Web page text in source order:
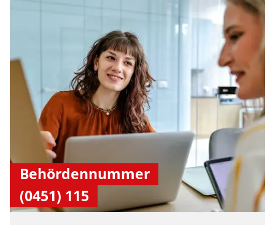
Behördennummer
(0451) 115